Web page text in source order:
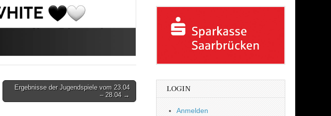
Ergebnisse der Jugendspiele vom 23.04
– 28.04 →
LOGIN
Anmelden